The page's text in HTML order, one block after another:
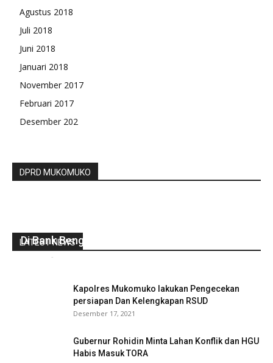
Agustus 2018
Juli 2018
Juni 2018
Januari 2018
November 2017
Februari 2017
Desember 202
DPRD MUKOMUKO
LATEST NEWS
Di Bank Bengkulu
-
Kapolres Mukomuko lakukan Pengecekan
persiapan Dan Kelengkapan RSUD
Desember 17, 2021
Gubernur Rohidin Minta Lahan Konflik dan HGU
Habis Masuk TORA